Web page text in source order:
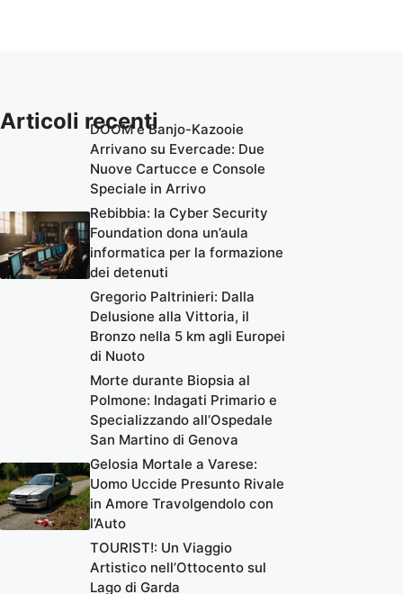
Articoli recentiDOOM e Banjo-Kazooie
Arrivano su Evercade: Due
Nuove Cartucce e Console
Speciale in Arrivo
Rebibbia: la Cyber Security
Foundation dona un’aula
informatica per la formazione
dei detenuti
Gregorio Paltrinieri: Dalla
Delusione alla Vittoria, il
Bronzo nella 5 km agli Europei
di Nuoto
Morte durante Biopsia al
Polmone: Indagati Primario e
Specializzando all’Ospedale
San Martino di Genova
Gelosia Mortale a Varese:
Uomo Uccide Presunto Rivale
in Amore Travolgendolo con
l’Auto
TOURIST!: Un Viaggio
Artistico nell’Ottocento sul
Lago di Garda